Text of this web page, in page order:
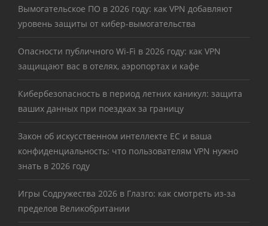
Вымогательское ПО в 2026 году: как VPN добавляют
уровень защиты от кибер-вымогательства
Опасности публичного Wi-Fi в 2026 году: как VPN
защищают вас в отелях, аэропортах и кафе
Кибербезопасность в период летних каникул: защита
ваших данных при поездках за границу
Закон об искусственном интеллекте ЕС и ваша
конфиденциальность: что пользователям VPN нужно
знать в 2026 году
Игры Содружества 2026 в Глазго: как смотреть из-за
пределов Великобритании